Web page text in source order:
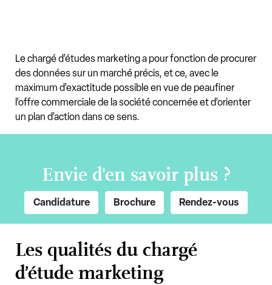
Le chargé d’études marketing a pour fonction de procurer
des données sur un marché précis, et ce, avec le
maximum d’exactitude possible en vue de peaufiner
l’offre commerciale de la société concernée et d’orienter
un plan d’action dans ce sens.
Envie d'en savoir plus ?
Candidature Brochure Rendez-vous
Les qualités du chargé
d’étude marketing